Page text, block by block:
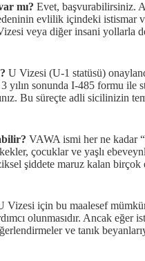
mı? Evet, başvurabilirsiniz.
evlilik içindeki istismar
veya diğer insani yollarla
U Vizesi (U-1 statüsü)
yılın sonunda I-485 formu ile
Bu süreçte adli sicilinizin
VAWA ismi her ne kadar
çocuklar ve yaşlı
şiddete maruz kalan birçok
Vizesi için bu maalesef
olunmasıdır. Ancak eğer
ve tanık